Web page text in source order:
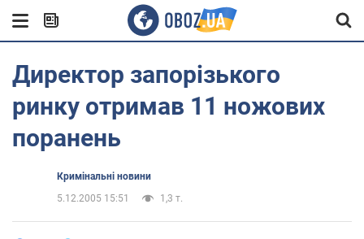
Директор запорізького
ринку отримав 11 ножових
поранень
Кримінальні новини
5.12.2005 15:51
1,3 т.